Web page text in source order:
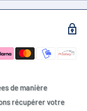
de manière
récupérer votre